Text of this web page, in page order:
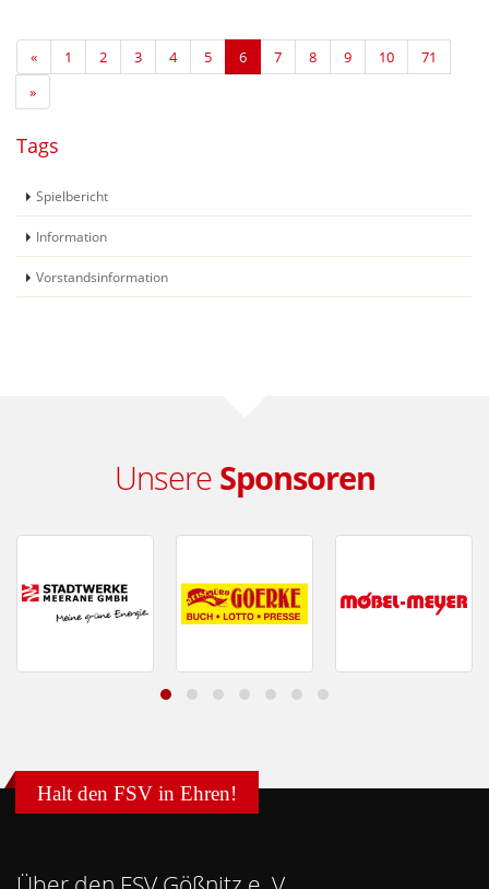
« 1 2 3 4 5 6 7 8 9 10
71
»
Tags
Spielbericht
Information
Vorstandsinformation
Unsere Sponsoren
Halt den FSV in Ehren!